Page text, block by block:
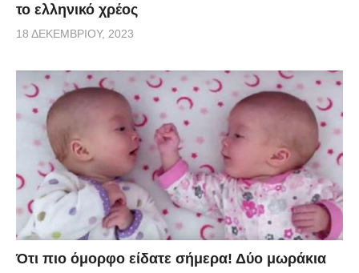
το ελληνικό χρέος
18 ΔΕΚΕΜΒΡΊΟΥ, 2023
Ότι πιο όμορφο είδατε σήμερα! Δύο μωράκια